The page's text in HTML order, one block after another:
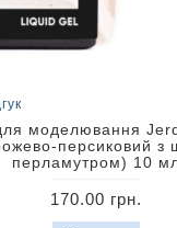
моделювання
персиковий з
перламутром) 10
170.00 грн.